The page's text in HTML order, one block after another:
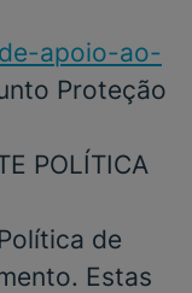
apoio-ao-
Proteção
POLÍTICA
de
Estas